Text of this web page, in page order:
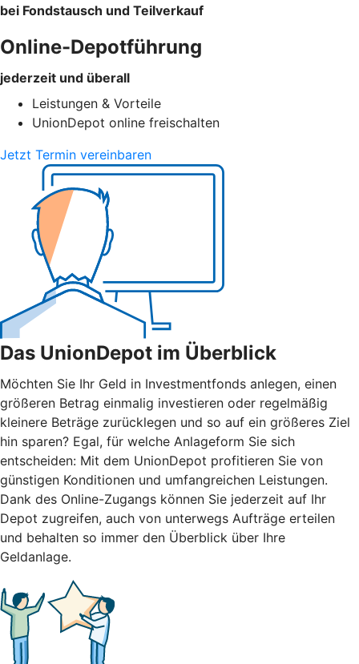
bei Fondstausch und Teilverkauf
Online-Depotführung
jederzeit und überall
Leistungen & Vorteile
UnionDepot online freischalten
Jetzt Termin vereinbaren
Das UnionDepot im Überblick
Möchten Sie Ihr Geld in Investmentfonds anlegen, einen
größeren Betrag einmalig investieren oder regelmäßig
kleinere Beträge zurücklegen und so auf ein größeres Ziel
hin sparen? Egal, für welche Anlageform Sie sich
entscheiden: Mit dem UnionDepot profitieren Sie von
günstigen Konditionen und umfangreichen Leistungen.
Dank des Online-Zugangs können Sie jederzeit auf Ihr
Depot zugreifen, auch von unterwegs Aufträge erteilen
und behalten so immer den Überblick über Ihre
Geldanlage.